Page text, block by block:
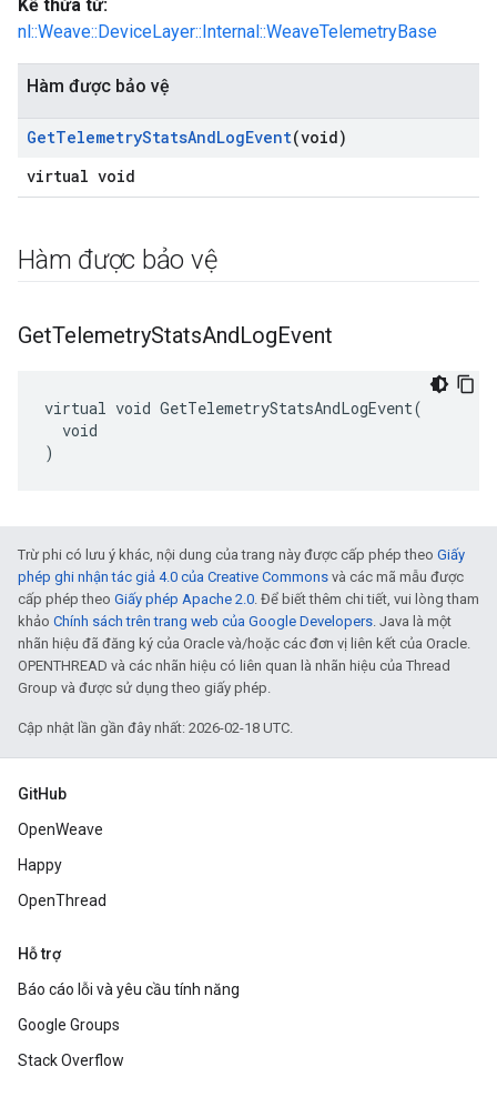
Kế thừa từ:
nl::Weave::DeviceLayer::Internal::WeaveTelemetryBase
Hàm được bảo vệ
GetTelemetryStatsAndLogEvent(void)
virtual void
Hàm được bảo vệ
GetTelemetryStatsAndLogEvent
virtual void GetTelemetryStatsAndLogEvent(
  void
)
Trừ phi có lưu ý khác, nội dung của trang này được cấp phép theo Giấy
phép ghi nhận tác giả 4.0 của Creative Commons và các mã mẫu được
cấp phép theo Giấy phép Apache 2.0. Để biết thêm chi tiết, vui lòng tham
khảo Chính sách trên trang web của Google Developers. Java là một
nhãn hiệu đã đăng ký của Oracle và/hoặc các đơn vị liên kết của Oracle.
OPENTHREAD và các nhãn hiệu có liên quan là nhãn hiệu của Thread
Group và được sử dụng theo giấy phép.
Cập nhật lần gần đây nhất: 2026-02-18 UTC.
GitHub
OpenWeave
Happy
OpenThread
Hỗ trợ
Báo cáo lỗi và yêu cầu tính năng
Google Groups
Stack Overflow